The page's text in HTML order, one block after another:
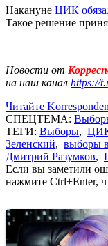
Накануне ЦИК
Такое решение
Новости от
на наш канал https://
Читайте
СПЕЦТЕМА:
ТЕГИ: Выборы,
Зеленский, выборы
Дмитрий Разумков,
Если вы заметили
нажмите Ctrl+Enter,